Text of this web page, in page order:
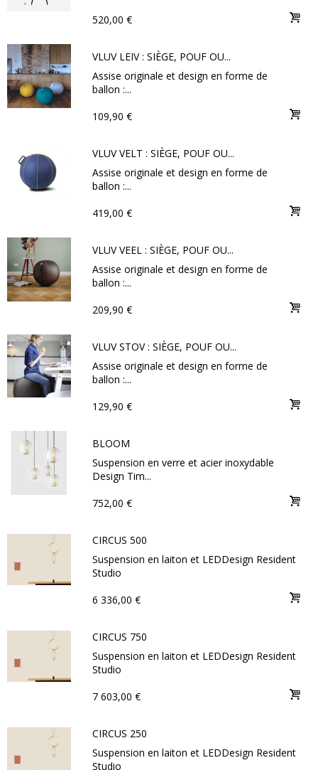
520,00 €
VLUV LEIV : SIÈGE, POUF OU...
Assise originale et design en forme de
ballon :...
109,90 €
VLUV VELT : SIÈGE, POUF OU...
Assise originale et design en forme de
ballon :...
419,00 €
VLUV VEEL : SIÈGE, POUF OU...
Assise originale et design en forme de
ballon :...
209,90 €
VLUV STOV : SIÈGE, POUF OU...
Assise originale et design en forme de
ballon :...
129,90 €
BLOOM
Suspension en verre et acier inoxydable
Design Tim...
752,00 €
CIRCUS 500
Suspension en laiton et LEDDesign Resident
Studio
6 336,00 €
CIRCUS 750
Suspension en laiton et LEDDesign Resident
Studio
7 603,00 €
CIRCUS 250
Suspension en laiton et LEDDesign Resident
Studio